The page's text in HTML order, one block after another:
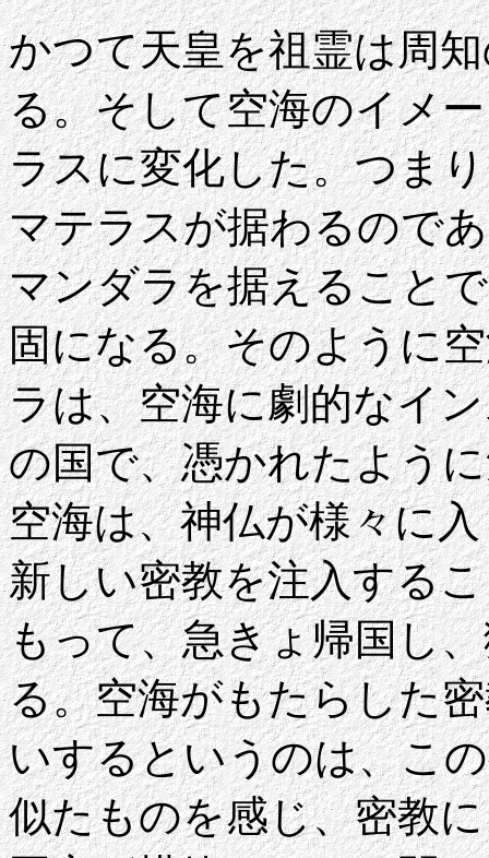
かつて天皇を祖霊は周
る。そして空海のイメ
ラスに変化した。つま
マテラスが据わるので
マンダラを据えること
固になる。そのように
ラは、空海に劇的なイ
の国で、憑かれたよう
空海は、神仏が様々に
新しい密教を注入する
もって、急きょ帰国し
る。空海がもたらした
いするというのは、こ
似たものを感じ、密教